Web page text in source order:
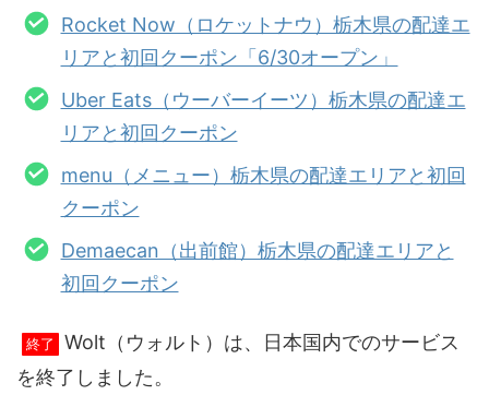
Rocket Now（ロケットナウ）栃木県の配達エ
リアと初回クーポン「6/30オープン」
Uber Eats（ウーバーイーツ）栃木県の配達エ
リアと初回クーポン
menu（メニュー）栃木県の配達エリアと初回
クーポン
Demaecan（出前館）栃木県の配達エリアと
初回クーポン
終了
Wolt（ウォルト）は、日本国内でのサービス
を終了しました。